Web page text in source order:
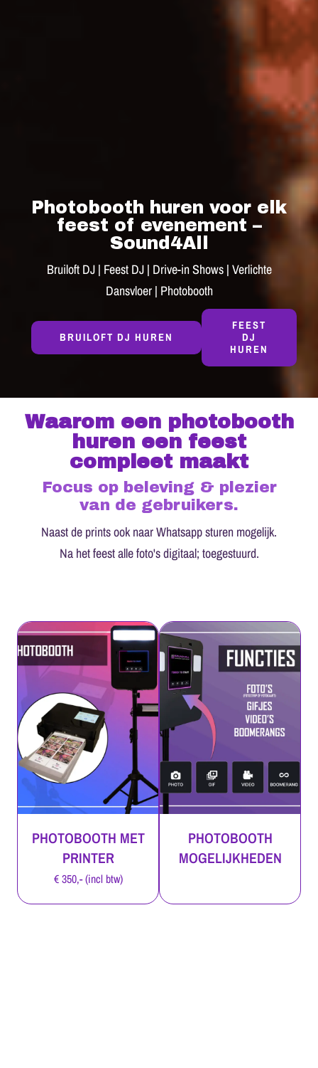
Photobooth huren voor elk
feest of evenement –
Sound4All
Bruiloft DJ | Feest DJ | Drive-in Shows | Verlichte
Dansvloer | Photobooth
BRUILOFT DJ HUREN
FEEST
DJ
HUREN
Waarom een photobooth
huren een feest
compleet maakt
Focus op beleving & plezier
van de gebruikers.
Naast de prints ook naar Whatsapp sturen mogelijk.
Na het feest alle foto's digitaal; toegestuurd.
PHOTOBOOTH MET
PRINTER
€ 350,- (incl btw)
PHOTOBOOTH
MOGELIJKHEDEN